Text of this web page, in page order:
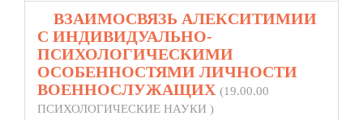
ВЗАИМОСВЯЗЬ АЛЕКСИТИМИИ
С ИНДИВИДУАЛЬНО-
ПСИХОЛОГИЧЕСКИМИ
ОСОБЕННОСТЯМИ ЛИЧНОСТИ
ВОЕННОСЛУЖАЩИХ (19.00.00
ПСИХОЛОГИЧЕСКИЕ НАУКИ )